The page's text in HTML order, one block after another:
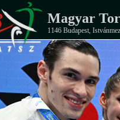
Magyar
1146 Budapest,